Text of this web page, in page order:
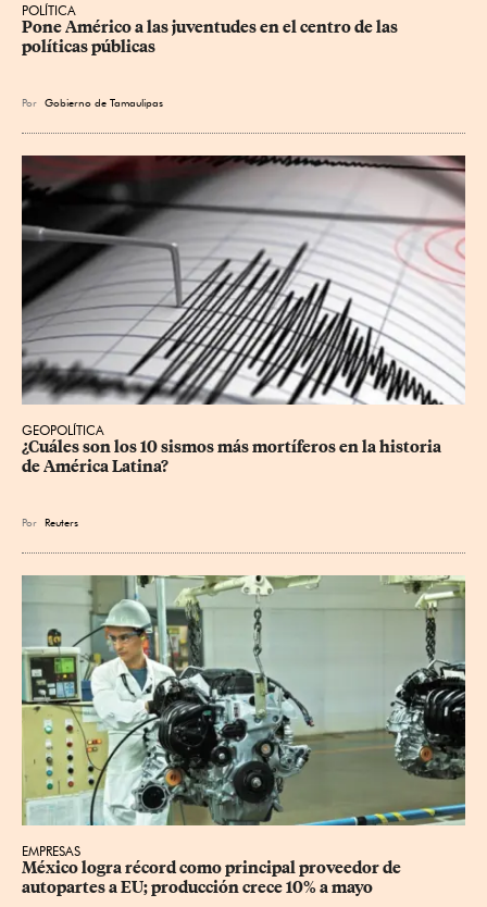
POLÍTICA
Pone Américo a las juventudes en el centro de las
políticas públicas
Por Gobierno de Tamaulipas
GEOPOLÍTICA
¿Cuáles son los 10 sismos más mortíferos en la historia
de América Latina?
Por Reuters
EMPRESAS
México logra récord como principal proveedor de
autopartes a EU; producción crece 10% a mayo